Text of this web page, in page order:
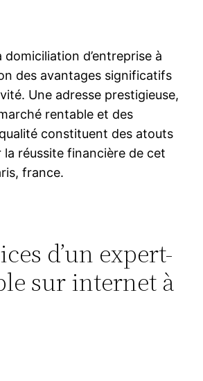
domiciliation d’entreprise à
des avantages significatifs
Une adresse prestigieuse,
rentable et des
constituent des atouts
la réussite financière de cet
france.
d’un expert-
sur internet à